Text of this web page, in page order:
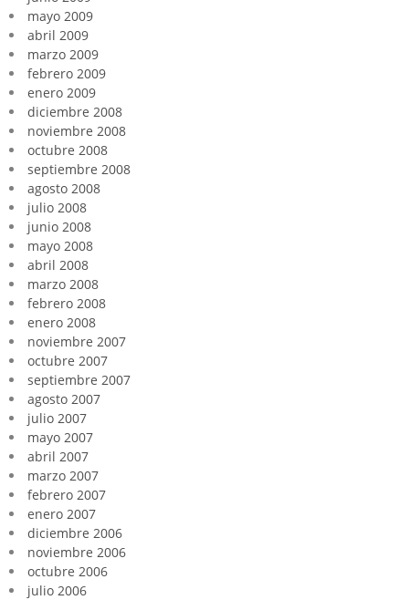
mayo 2009
abril 2009
marzo 2009
febrero 2009
enero 2009
diciembre 2008
noviembre 2008
octubre 2008
septiembre 2008
agosto 2008
julio 2008
junio 2008
mayo 2008
abril 2008
marzo 2008
febrero 2008
enero 2008
noviembre 2007
octubre 2007
septiembre 2007
agosto 2007
julio 2007
mayo 2007
abril 2007
marzo 2007
febrero 2007
enero 2007
diciembre 2006
noviembre 2006
octubre 2006
julio 2006